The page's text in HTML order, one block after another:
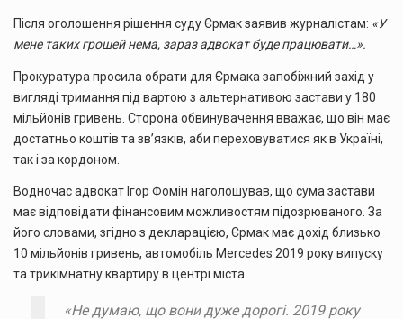
Після оголошення рішення суду Єрмак заявив журналістам: «У
мене таких грошей нема, зараз адвокат буде працювати…».
Прокуратура просила обрати для Єрмака запобіжний захід у
вигляді тримання під вартою з альтернативою застави у 180
мільйонів гривень. Сторона обвинувачення вважає, що він має
достатньо коштів та зв’язків, аби переховуватися як в Україні,
так і за кордоном.
Водночас адвокат Ігор Фомін наголошував, що сума застави
має відповідати фінансовим можливостям підозрюваного. За
його словами, згідно з декларацією, Єрмак має дохід близько
10 мільйонів гривень, автомобіль Mercedes 2019 року випуску
та трикімнатну квартиру в центрі міста.
«Не думаю, що вони дуже дорогі. 2019 року